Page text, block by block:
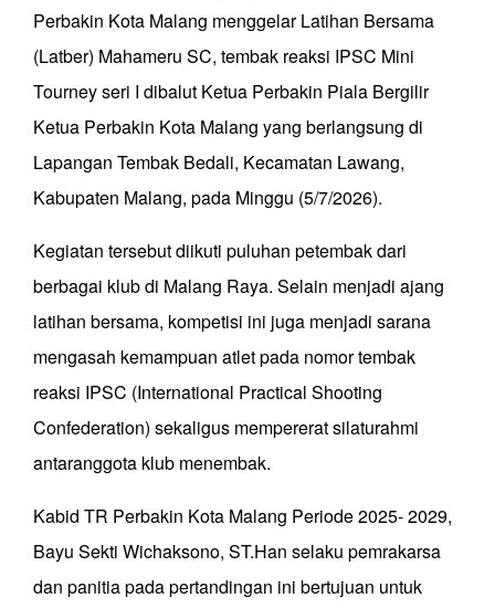
Perbakin Kota Malang menggelar Latihan Bersama
(Latber) Mahameru SC, tembak reaksi IPSC Mini
Tourney seri I dibalut Ketua Perbakin Piala Bergilir
Ketua Perbakin Kota Malang yang berlangsung di
Lapangan Tembak Bedali, Kecamatan Lawang,
Kabupaten Malang, pada Minggu (5/7/2026).
Kegiatan tersebut diikuti puluhan petembak dari
berbagai klub di Malang Raya. Selain menjadi ajang
latihan bersama, kompetisi ini juga menjadi sarana
mengasah kemampuan atlet pada nomor tembak
reaksi IPSC (International Practical Shooting
Confederation) sekaligus mempererat silaturahmi
antaranggota klub menembak.
Kabid TR Perbakin Kota Malang Periode 2025- 2029,
Bayu Sekti Wichaksono, ST.Han selaku pemrakarsa
dan panitia pada pertandingan ini bertujuan untuk